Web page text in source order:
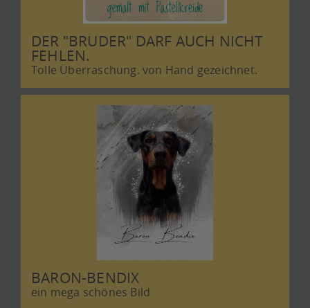
DER "BRUDER" DARF AUCH NICHT
FEHLEN.
Tolle Überraschung. von Hand gezeichnet.
BARON-BENDIX
ein mega schönes Bild